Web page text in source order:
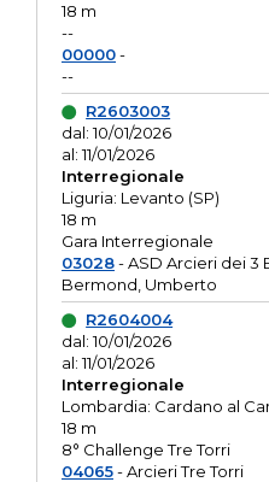
18 m
--
00000-
--
R2603003
dal: 10/01/2026
al: 11/01/2026
Interregionale
Liguria: Levanto (SP)
18 m
Gara Interregionale
03028- ASD Arcieri dei 3
Bermond, Umberto
R2604004
dal: 10/01/2026
al: 11/01/2026
Interregionale
Lombardia: Cardano al
18 m
8° Challenge Tre Torri
04065- Arcieri Tre Torri